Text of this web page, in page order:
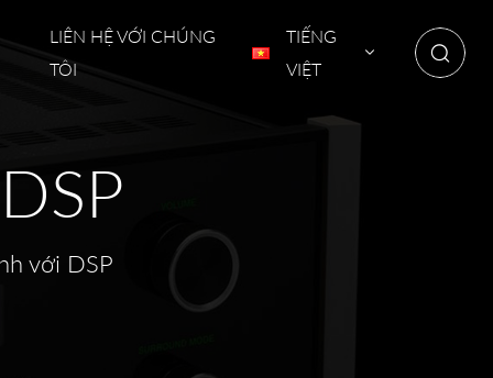
LIÊN HỆ VỚI CHÚNG
TÔI
TIẾNG
VIỆT
với DSP